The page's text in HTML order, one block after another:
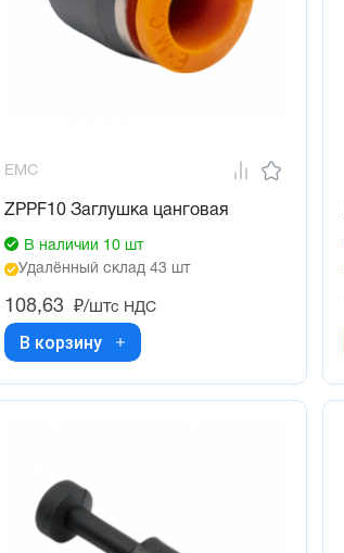
EMC
ZPPF10 Заглушка цанговая
В наличии 10 шт
Удалённый склад 43 шт
108,63 ₽/штс НДС
В корзину